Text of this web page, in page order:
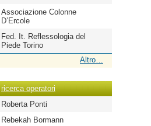
Associazione Colonne
D’Ercole
Fed. It. Reflessologia del
Piede Torino
scuole
-
Altro…
ricerca operatori
Roberta Ponti
Rebekah Bormann